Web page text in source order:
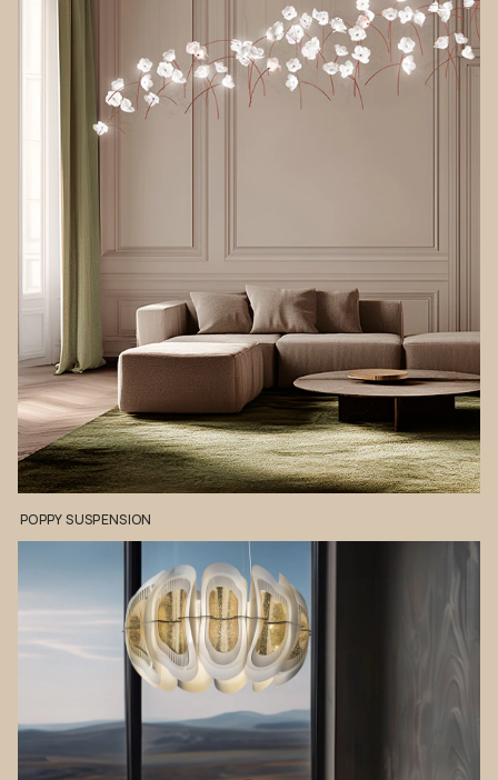
POPPYSUSPENSION